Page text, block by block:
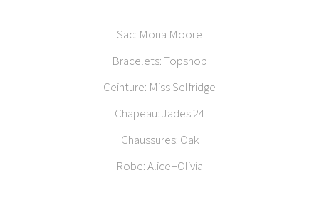
Sac: Mona Moore
Bracelets: Topshop
Ceinture: Miss Selfridge
Chapeau: Jades 24
Chaussures: Oak
Robe: Alice+Olivia